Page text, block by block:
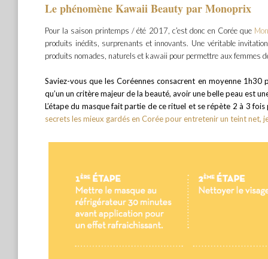
Le phénomène Kawaii Beauty par Monoprix
Pour la saison printemps / été 2017, c’est donc en Corée que
produits inédits, surprenants et innovants. Une véritable
produits nomades, naturels et kawaii pour permettre aux femmes
Saviez-vous que les Coréennes consacrent en moyenne
qu’un un critère majeur de la beauté, avoir une belle peau est
L’étape du masque fait partie de ce rituel et se répète 2 à 3
secrets les mieux gardés en Corée pour entretenir un teint net,